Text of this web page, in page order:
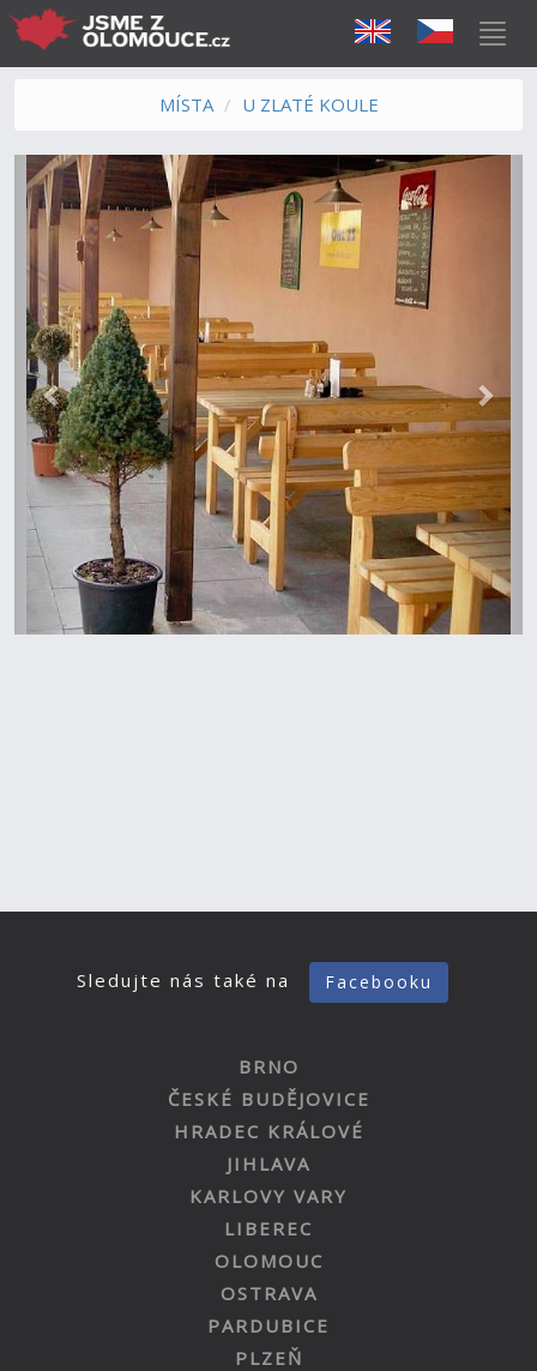
MÍSTA U ZLATÉ KOULE
Předchozí
Sledujte nás také na Facebooku
BRNO
ČESKÉ BUDĚJOVICE
HRADEC KRÁLOVÉ
JIHLAVA
KARLOVY VARY
LIBEREC
OLOMOUC
OSTRAVA
PARDUBICE
PLZEŇ